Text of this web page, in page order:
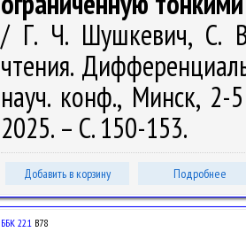
/ Г. Ч. Шушкевич, С.
чтения.
науч. конф., Минск,
2025. – С. 150-153.
Добавить в корзину Подробнее
ББК 22.1 В78